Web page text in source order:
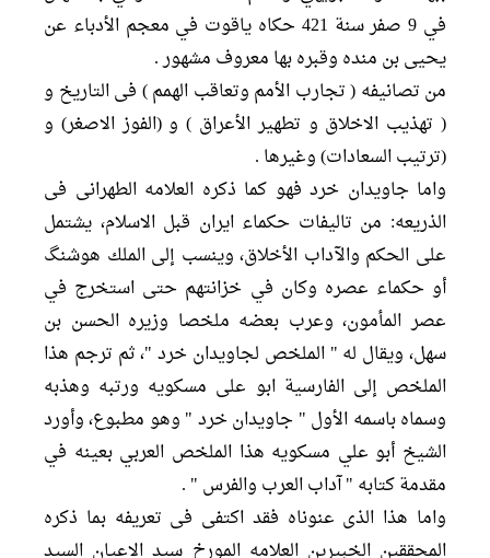
في 9 صفر سنة 421 حكاه ياقوت في معجم الأدباء عن
يحيى بن منده وقبره بها معروف مشهور .
من تصانیفه ( تجارب الأمم وتعاقب الهمم ) فی التاریخ و
( تهذيب الاخلاق و تطهير الأعراق ) و (الفوز الاصغر) و
(ترتیب السعادات) وغیرها .
واما جاویدان خرد فهو کما ذکره العلامه الطهرانی فی
الذریعه: من تالیفات حکماء ایران قبل الاسلام، یشتمل
علی الحكم والآداب الأخلاق، وينسب إلى الملك هوشنگ
أو حكماء عصره وكان في خزانتهم حتى استخرج في
عصر المأمون، وعرب بعضه ملخصا وزيره الحسن بن
سهل، ويقال له " الملخص لجاويدان خرد "، ثم ترجم هذا
الملخص إلى الفارسية ابو علی مسکویه ورتبه وهذبه
وسماه باسمه الأول " جاويدان خرد " وهو مطبوع، وأورد
الشيخ أبو علي مسكويه هذا الملخص العربي بعينه في
مقدمة كتابه " آداب العرب والفرس " .
واما هذا الذی عنوناه فقد اکتفی فی تعریفه بما ذکره